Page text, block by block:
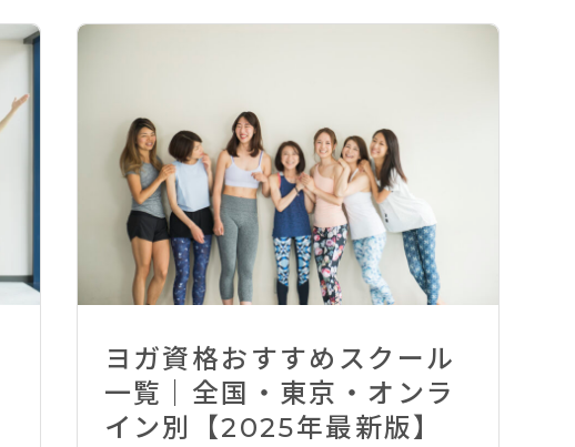
ヨガ資格おすすめスクール
一覧｜全国・東京・オンラ
イン別【2025年最新版】